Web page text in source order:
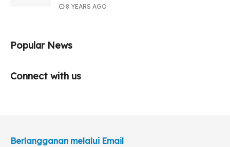
8 YEARS AGO
Popular News
Connect with us
Berlangganan melalui Email